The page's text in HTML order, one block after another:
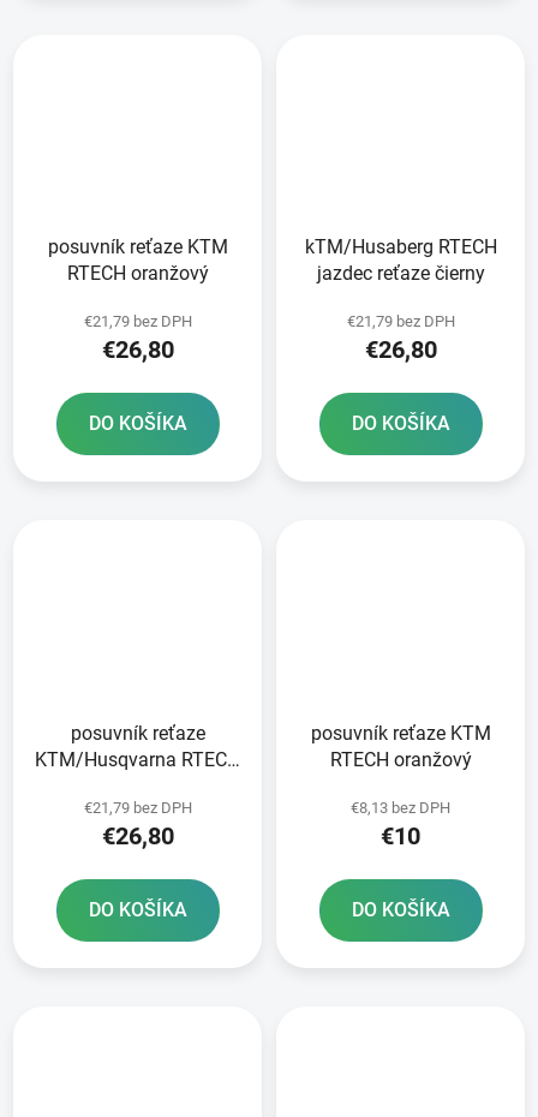
posuvník reťaze KTM
RTECH oranžový
€21,79 bez DPH
€26,80
DO KOŠÍKA
kTM/Husaberg RTECH
jazdec reťaze čierny
€21,79 bez DPH
€26,80
DO KOŠÍKA
posuvník reťaze
KTM/Husqvarna RTECH
€21,79 bez DPH
€26,80
DO KOŠÍKA
posuvník reťaze KTM
RTECH oranžový
€8,13 bez DPH
€10
DO KOŠÍKA